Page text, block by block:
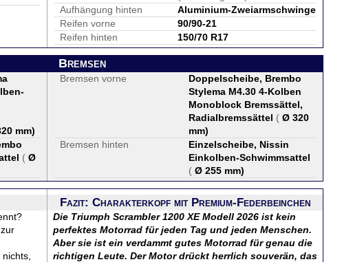
Aufhängung hinten
Aluminium-Zweiarmschwinge
Reifen vorne
90/90-21
Reifen hinten
150/70 R17
Bremsen
mm)
( Ø
Bremsen vorne
Doppelscheibe, Brembo
Stylema M4.30 4-Kolben
Monoblock Bremssättel,
Radialbremssättel ( Ø 320
mm)
Bremsen hinten
Einzelscheibe, Nissin
Einkolben-Schwimmsattel
( Ø 255 mm)
Fazit: Charakterkopf mit Premium-Federbeinchen
Die Triumph Scrambler 1200 XE Modell 2026 ist kein
perfektes Motorrad für jeden Tag und jeden Menschen.
Aber sie ist ein verdammt gutes Motorrad für genau die
richtigen Leute. Der Motor drückt herrlich souverän, das